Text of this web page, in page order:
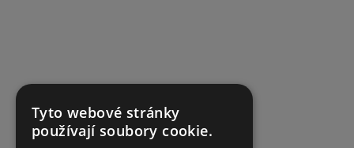
Tyto webové stránky
používají soubory cookie.